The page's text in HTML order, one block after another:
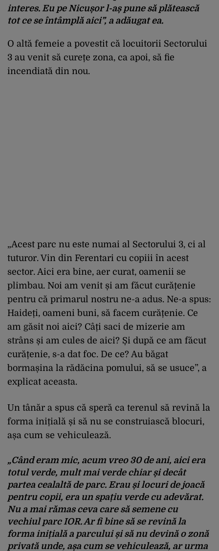
interes. Eu pe Nicușor l-aș pune să plătească
tot ce se întâmplă aici”, a adăugat ea.
O altă femeie a povestit că locuitorii Sectorului
3 au venit să curețe zona, ca apoi, să fie
incendiată din nou.
„Acest parc nu este numai al Sectorului 3, ci al
tuturor. Vin din Ferentari cu copiii în acest
sector. Aici era bine, aer curat, oamenii se
plimbau. Noi am venit și am făcut curățenie
pentru că primarul nostru ne-a adus. Ne-a spus:
Haideți, oameni buni, să facem curățenie. Ce
am găsit noi aici? Câți saci de mizerie am
strâns și am cules de aici? Și după ce am făcut
curățenie, s-a dat foc. De ce? Au băgat
bormașina la rădăcina pomului, să se usuce”, a
explicat aceasta.
Un tânăr a spus că speră ca terenul să revină la
forma inițială și să nu se construiască blocuri,
așa cum se vehiculează.
„Când eram mic, acum vreo 30 de ani, aici era
totul verde, mult mai verde chiar și decât
partea cealaltă de parc. Erau și locuri de joacă
pentru copii, era un spațiu verde cu adevărat.
Nu a mai rămas ceva care să semene cu
vechiul parc IOR. Ar fi bine să se revină la
forma inițială a parcului și să nu devină o zonă
privată unde, așa cum se vehiculează, ar urma